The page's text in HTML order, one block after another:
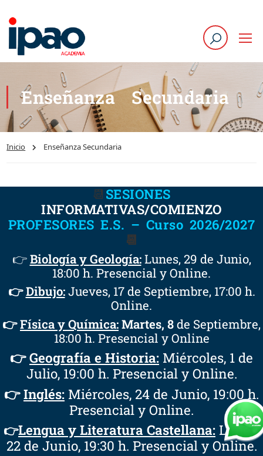
Enseñanza Secundaria
Inicio Enseñanza Secundaria
📆 SESIONES
INFORMATIVAS/COMIENZO
PROFESORES E.S. – Curso 2026/2027
📆
👉Biología y Geología: Lunes, 29 de Junio,
18:00 h. Presencial y Online.
👉Dibujo: Jueves, 17 de Septiembre, 17:00 h.
Online.
👉Física y Química:Martes, 8de Septiembre,
18:00 h. Presencial y Online
👉Geografía e Historia: Miércoles, 1 de
Julio, 19:00 h. Presencial y Online.
👉Inglés: Miércoles, 24 de Junio, 19:00 h.
Presencial y Online.
👉Lengua y Literatura Castellana: Lunes,
22 de Junio, 19:30 h. Presencial y Online.